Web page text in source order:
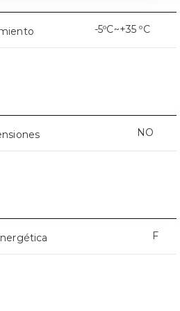
-5ºC~+35 ºC
NO
F